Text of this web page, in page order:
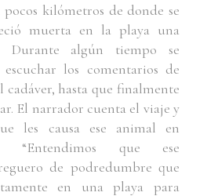
kilómetros de donde se
muerta en la playa una
Durante algún tiempo se
los comentarios de
cadáver, hasta que finalmente
El narrador cuenta el viaje y
les causa ese animal en
“Entendimos que ese
de podredumbre que
en una playa para